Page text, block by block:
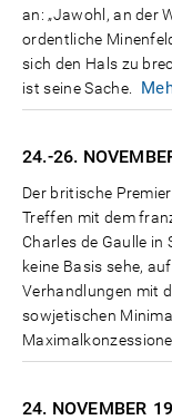
an: „Jawohl, an der
ordentliche
sich den Hals zu
ist seine Sache.
24.-26.
Der britische
Treffen mit dem
Charles de Gaulle in
keine Basis sehe,
Verhandlungen mit
sowjetischen
24. NOVEMBER